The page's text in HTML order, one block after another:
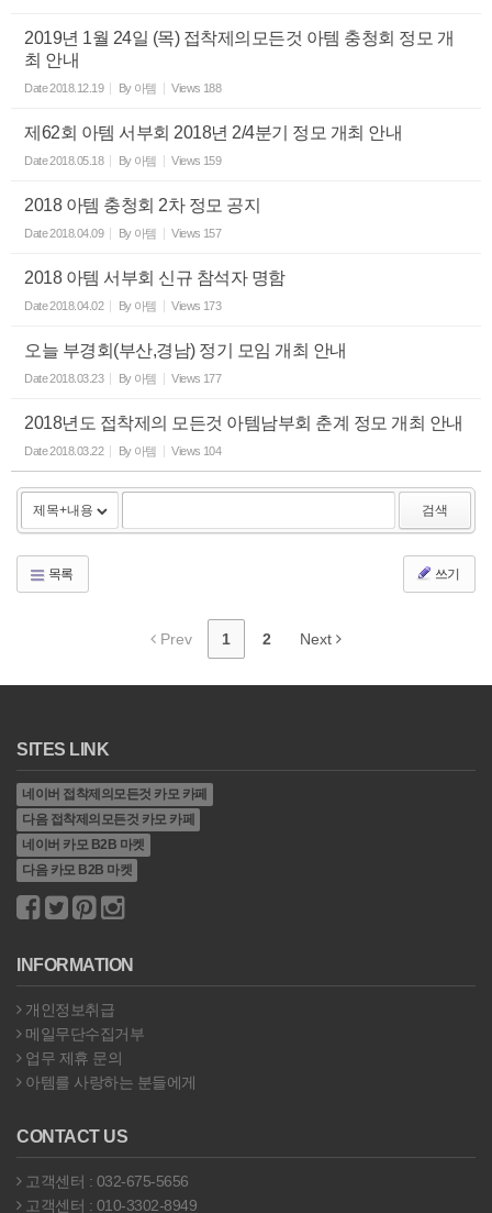
2019년 1월 24일 (목) 접착제의모든것 아템 충청회 정모 개
최 안내
Date2018.12.19 By 아템 Views 188
제62회 아템 서부회 2018년 2/4분기 정모 개최 안내
Date2018.05.18 By 아템 Views 159
2018 아템 충청회 2차 정모 공지
Date2018.04.09 By 아템 Views 157
2018 아템 서부회 신규 참석자 명함
Date2018.04.02 By 아템 Views 173
오늘 부경회(부산,경남) 정기 모임 개최 안내
Date2018.03.23 By 아템 Views 177
2018년도 접착제의 모든것 아템남부회 춘계 정모 개최 안내
Date2018.03.22 By 아템 Views 104
검색
목록 쓰기
Prev 1 2 Next
SITES LINK
네이버 접착제의모든것 카모 카페
다음 접착제의모든것 카모 카페
네이버 카모 B2B 마켓
다음 카모 B2B 마켓
INFORMATION
개인정보취급
메일무단수집거부
업무 제휴 문의
아템를 사랑하는 분들에게
CONTACT US
고객센터 : 032-675-5656
고객센터 : 010-3302-8949